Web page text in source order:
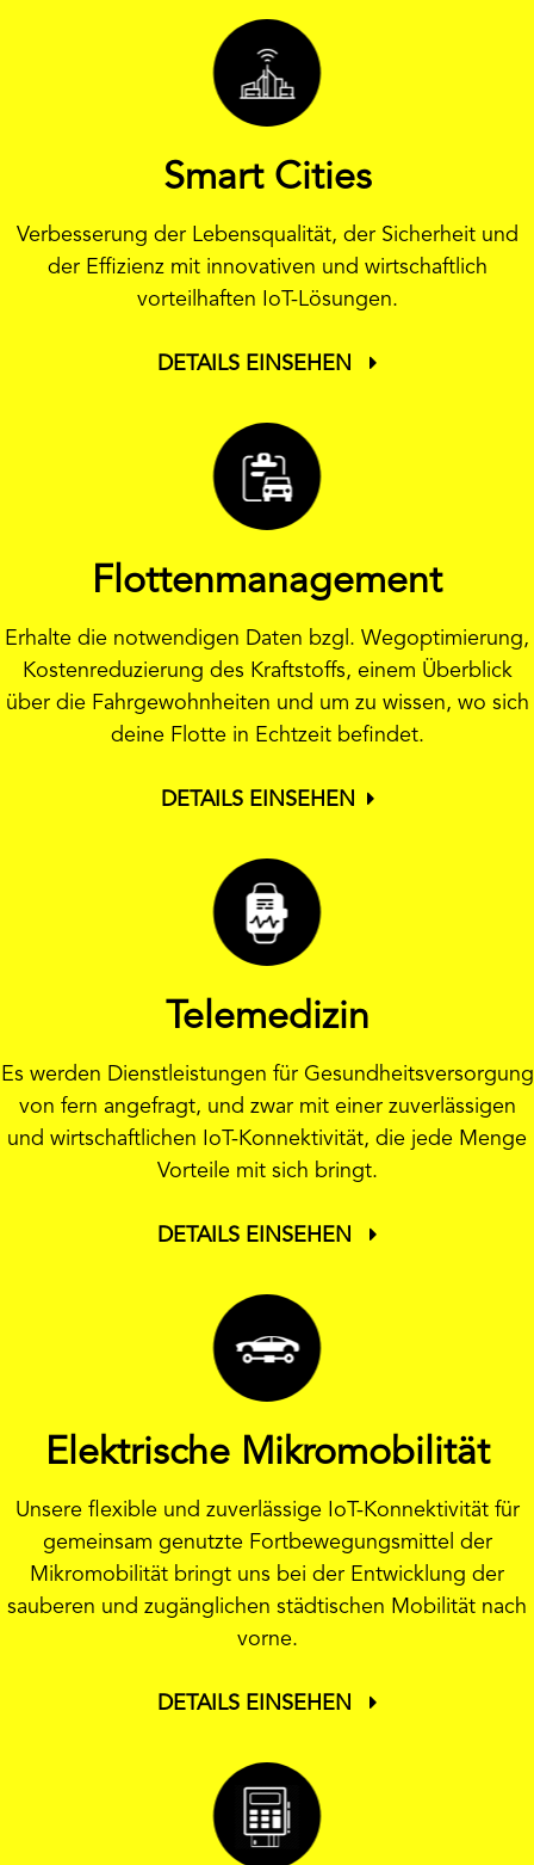
Smart Cities
Verbesserung der Lebensqualität, der Sicherheit und
der Effizienz mit innovativen und wirtschaftlich
vorteilhaften IoT-Lösungen.
DETAILS EINSEHEN
Flottenmanagement
Erhalte die notwendigen Daten bzgl. Wegoptimierung,
Kostenreduzierung des Kraftstoffs, einem Überblick
über die Fahrgewohnheiten und um zu wissen, wo sich
deine Flotte in Echtzeit befindet.
DETAILS EINSEHEN
Telemedizin
Es werden Dienstleistungen für Gesundheitsversorgung
von fern angefragt, und zwar mit einer zuverlässigen
und wirtschaftlichen IoT-Konnektivität, die jede Menge
Vorteile mit sich bringt.
DETAILS EINSEHEN
Elektrische Mikromobilität
Unsere flexible und zuverlässige IoT-Konnektivität für
gemeinsam genutzte Fortbewegungsmittel der
Mikromobilität bringt uns bei der Entwicklung der
sauberen und zugänglichen städtischen Mobilität nach
vorne.
DETAILS EINSEHEN